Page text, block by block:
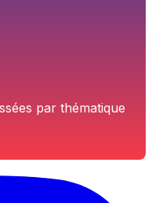
par thématique